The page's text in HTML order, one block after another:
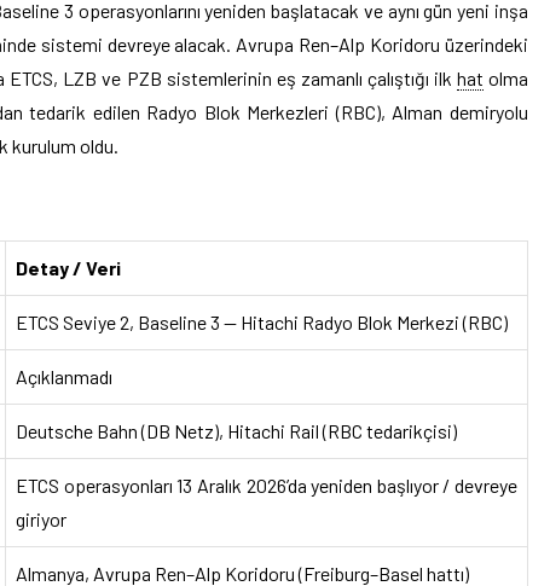
3 operasyonlarını yeniden başlatacak ve aynı gün yeni inşa
sistemi devreye alacak. Avrupa Ren–Alp Koridoru üzerindeki
LZB ve PZB sistemlerinin eş zamanlı çalıştığı ilk hat olma
tedarik edilen Radyo Blok Merkezleri (RBC), Alman demiryolu
kurulum oldu.
Detay / Veri
ETCS Seviye 2, Baseline 3 — Hitachi Radyo Blok Merkezi (RBC)
Açıklanmadı
Deutsche Bahn (DB Netz), Hitachi Rail (RBC tedarikçisi)
ETCS operasyonları 13 Aralık 2026’da yeniden başlıyor / devreye
giriyor
Almanya, Avrupa Ren–Alp Koridoru (Freiburg–Basel hattı)